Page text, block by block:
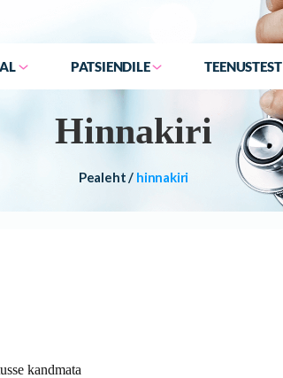
PATSIENDILE TEENUSTEST
Hinnakiri
Pealeht/ hinnakiri
kandmata